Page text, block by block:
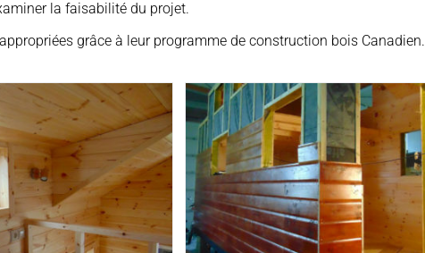
la faisabilité du projet.
grâce à leur programme de construction bois Canadien.